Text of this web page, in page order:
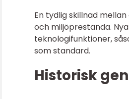
En tydlig skillnad
och miljöprestanda.
teknologifunktioner,
som standard.
Historisk